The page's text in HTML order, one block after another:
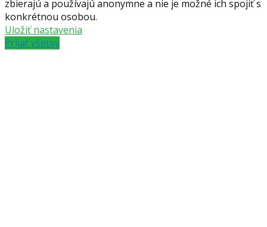
zbierajú a používajú anonymne a nie je možné ich spojiť s
konkrétnou osobou.
Uložiť nastavenia
Prijať všetky